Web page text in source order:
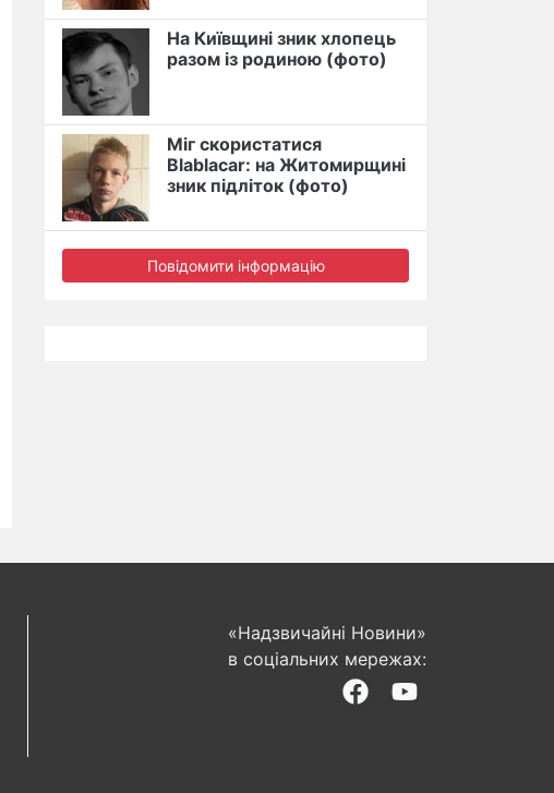
На Київщині зник хлопець
разом із родиною (фото)
Міг скористатися
Blablacar: на Житомирщині
зник підліток (фото)
Повідомити інформацію
«Надзвичайні Новини»
в соціальних мережах: